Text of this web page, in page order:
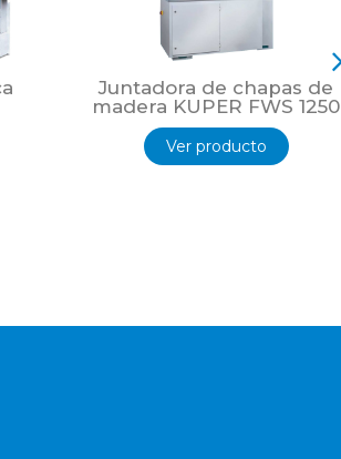
Juntadora de chapas de
madera KUPER FWS 1250
Ver producto